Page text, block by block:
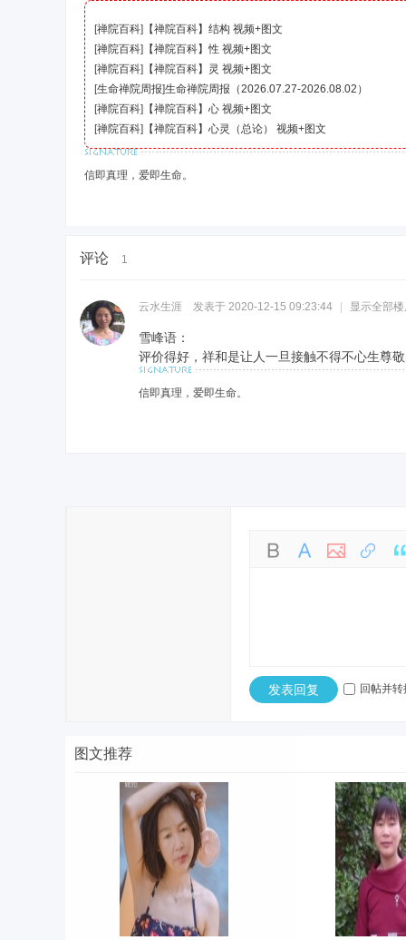
【禅院百科】结构 视频+图文
[禅院百科]
【禅院百科】性 视频+图文
[禅院百科]
【禅院百科】灵 视频+图文
[禅院百科]
生命禅院周报（2026.07.27-2026.08.02）
[生命禅院周报]
【禅院百科】心 视频+图文
[禅院百科]
【禅院百科】心灵（总论） 视频+图文
[禅院百科]
信即真理，爱即生命。
评论 1
云水生涯 发表于 2020-12-15 09:23:44 显示全部
雪峰语：
评价得好，祥和是让人一旦接触不得不心生尊
信即真理，爱即生命。
发表回复 回帖并转
图文推荐